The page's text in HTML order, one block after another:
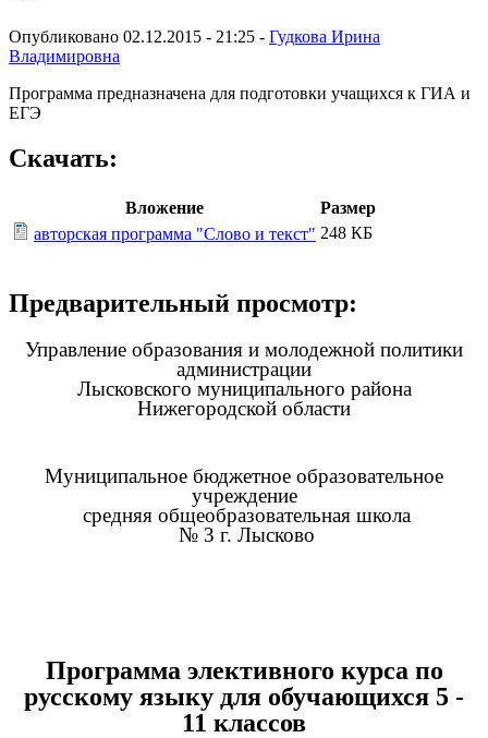
Опубликовано 02.12.2015 - 21:25 - Гудкова Ирина
Владимировна
Программа предназначена для подготовки учащихся к ГИА и
ЕГЭ
Скачать:
Вложение
Размер
авторская программа "Слово и текст" 248 КБ
Предварительный просмотр:
Управление образования и молодежной политики
администрации
Лысковского муниципального района
Нижегородской области
Муниципальное бюджетное образовательное
учреждение
средняя общеобразовательная школа
№ 3 г. Лысково
Программа элективного курса по
русскому языку для обучающихся 5 -
11 классов